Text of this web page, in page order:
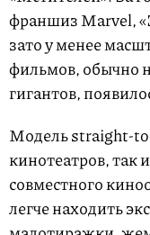
франшиз Marvel,
зато у менее
фильмов, обычно
гигантов,
Модель straight-
кинотеатров, так
совместного
легче находить